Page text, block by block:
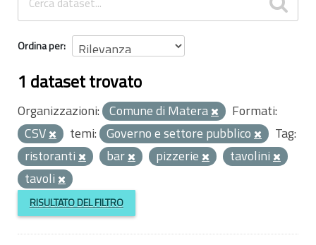
Ordina per
1 dataset trovato
Organizzazioni: Comune di Matera
Formati:
CSV
temi: Governo e settore pubblico
Tag:
ristoranti
bar pizzerie
tavolini
tavoli
RISULTATO DEL FILTRO